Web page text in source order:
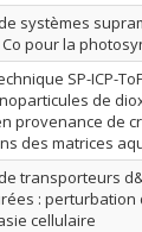
systèmes
Co pour la
SP-ICP-
de
provenance de
des matrices
transporteurs
: perturbation
cellulaire